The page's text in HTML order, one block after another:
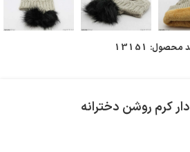
محصول: 13151
کرم روشن دخترانه